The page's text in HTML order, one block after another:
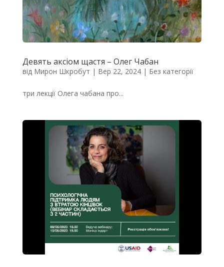
Девять аксіом щастя – Олег Чабан
від Мирон Шкробут | Вер 22, 2024| Без категорії
три лекції Олега чабана про...